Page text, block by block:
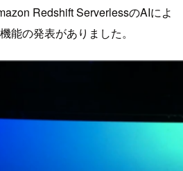
Redshift ServerlessのAIによ
能の発表がありました。